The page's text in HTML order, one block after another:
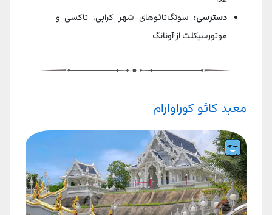
دسترسی: سونگ‌تائوهای شهر کرابی، تاکسی و
موتورسیکلت از آو‌نانگ
معبد کائو کوراوارام